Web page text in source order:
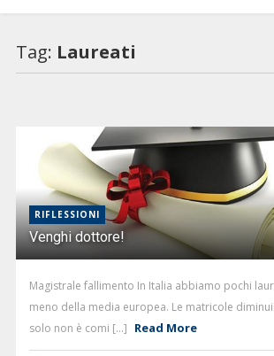
Tag: Laureati
RIFLESSIONI
Venghi dottore!
Magistrale fallimento In Italia abbiamo pochi
meno della media europea. Le matricole
solo non è comi [...] Read More